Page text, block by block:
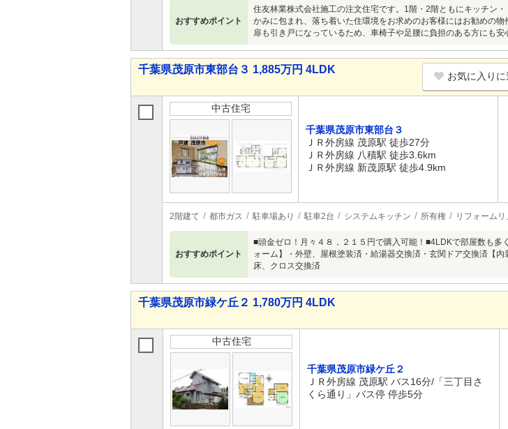
おすすめポイント
住友林業株式会社施工の注文住宅です。1階・2階ともにキッチン
かみに包まれ、落ち着いた住環境をお求めのお客様にはお勧めの
扉も引き戸になっているため、車椅子や足腰に負担のある方にも安
千葉県茂原市東部台３ 1,885万円 4LDK
お気に入りに
中古住宅
千葉県茂原市東部台３
ＪＲ外房線 茂原駅 徒歩27分
ＪＲ外房線 八積駅 徒歩3.6km
ＪＲ外房線 新茂原駅 徒歩4.9km
2階建て 都市ガス 駐車場あり 駐車2台 システムキッチン 所有権 リフォーム
おすすめポイント
■頭金ゼロ！月々４８，２１５円で購入可能！■4LDKで部屋数も
ォーム】・外壁、屋根塗装済・給湯器交換済・玄関ドア交換済【
床、クロス交換済
千葉県茂原市緑ケ丘２ 1,780万円 4LDK
中古住宅
千葉県茂原市緑ケ丘２
ＪＲ外房線 茂原駅 バス16分/「三丁目さ
くら通り」バス停 停歩5分